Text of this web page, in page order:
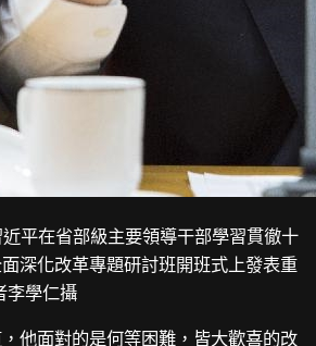
平在省部級主要領導干部學習貫徹十
深化改革專題研討班開班式上發表重
李學仁攝
他面對的是何等困難，皆大歡喜的改